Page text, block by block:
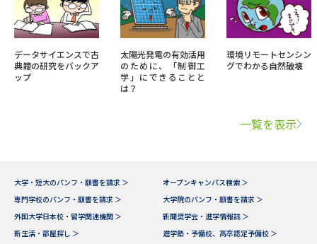
データサイエンスで古
典籍の研究をバックア
ップ
太陽光発電の有効活用
のために、「制御工
学」にできることと
は？
環境リモートセンシン
グでわかる自然破壊
一覧を表示
大学・短大のパンフ・願書を請求 ＞
オープンキャンパス検索 ＞
専門学校のパンフ・願書を請求 ＞
大学院のパンフ・願書を請求 ＞
外国大学日本校・留学関連機関 ＞
新聞奨学会・進学情報誌 ＞
新生活・部屋探し ＞
進学塾・予備校、高卒認定予備校 ＞